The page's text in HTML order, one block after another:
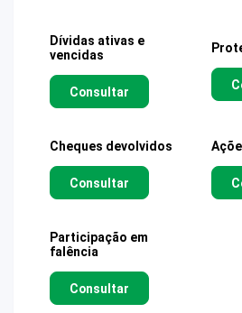
Dívidas ativas e
vencidas
Consultar
Cheques devolvidos
Consultar
Participação em
falência
Consultar